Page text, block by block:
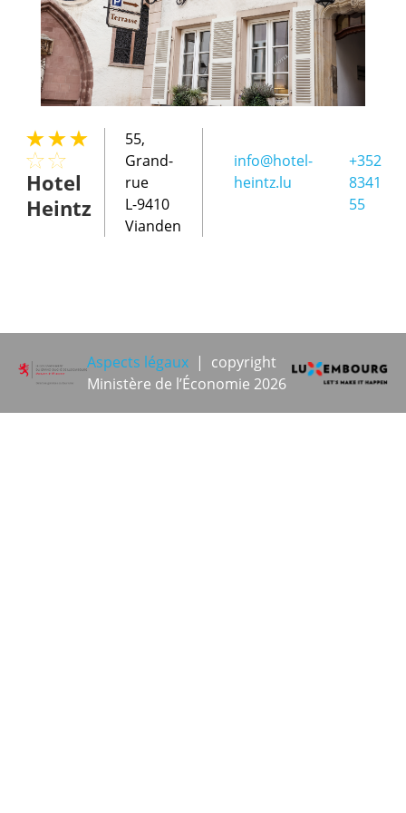
Hotel
Heintz
55,
Grand-
rue
L-9410
Vianden
info@hotel-
heintz.lu
+352
8341
55
Aspects légaux | copyright
Ministère de l’Économie 2026